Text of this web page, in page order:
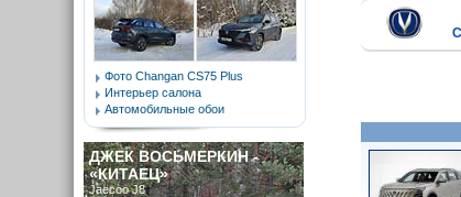
Фото Changan CS75 Plus
Интерьер салона
Автомобильные обои
ДЖЕК ВОСЬМЕРКИН -
«КИТАЕЦ»
Jaecoo J8